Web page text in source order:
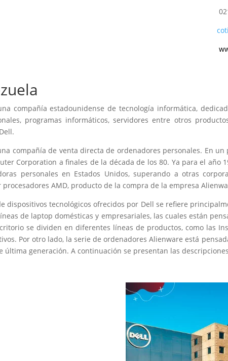
compañía estadounidense de tecnología informática,
programas informáticos, servidores entre otros
de venta directa de ordenadores personales. En un
Corporation a finales de la década de los 80. Ya para el
personales en Estados Unidos, superando a otras
AMD, producto de la compra de la empresa
dispositivos tecnológicos ofrecidos por Dell se refiere
de laptop domésticas y empresariales, las cuales están
se dividen en diferentes líneas de productos, como las
Por otro lado, la serie de ordenadores Alienware está
última generación. A continuación se presentan las